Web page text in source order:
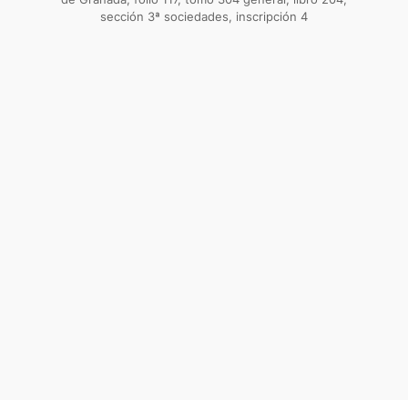
sección 3ª sociedades, inscripción 4